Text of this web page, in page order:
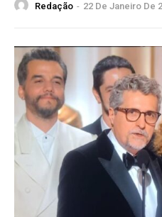
Redação - 22 De Janeiro De